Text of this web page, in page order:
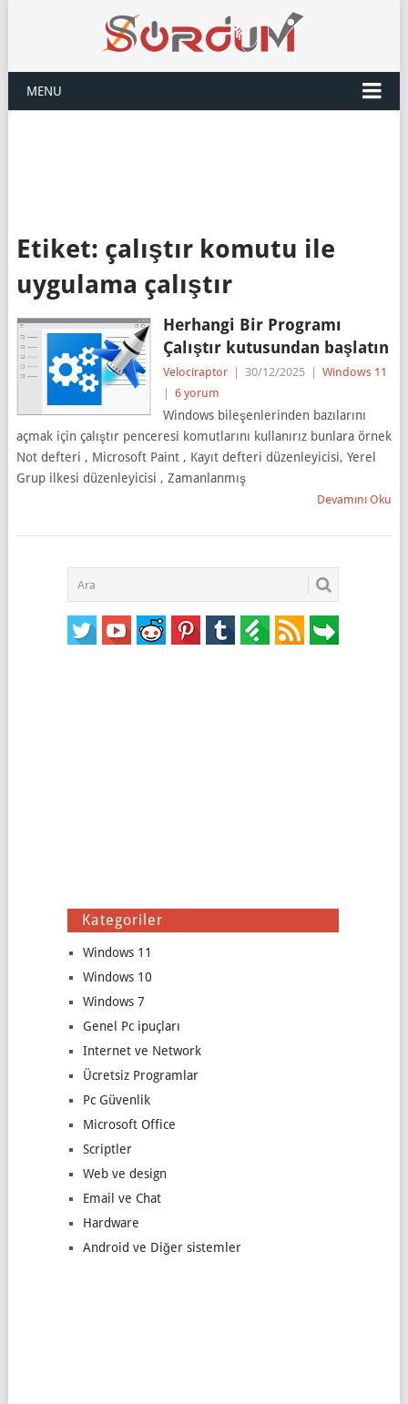
MENU
Etiket: çalıştır komutu ile
uygulama çalıştır
Herhangi Bir Programı
Çalıştır kutusundan başlatın
Velociraptor 30/12/2025
Windows 11
6 yorum
Windows bileşenlerinden bazılarını
açmak için çalıştır penceresi komutlarını kullanırız bunlara örnek
Not defteri , Microsoft Paint , Kayıt defteri düzenleyicisi, Yerel
Grup ilkesi düzenleyicisi , Zamanlanmış
Devamını Oku
Kategoriler
Windows 11
Windows 10
Windows 7
Genel Pc ipuçları
Internet ve Network
Ücretsiz Programlar
Pc Güvenlik
Microsoft Office
Scriptler
Web ve design
Email ve Chat
Hardware
Android ve Diğer sistemler